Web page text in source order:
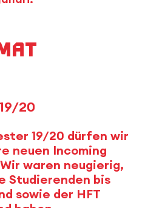
20
19/20 dürfen wir
neuen Incoming
waren neugierig,
Studierenden bis
sowie der HFT